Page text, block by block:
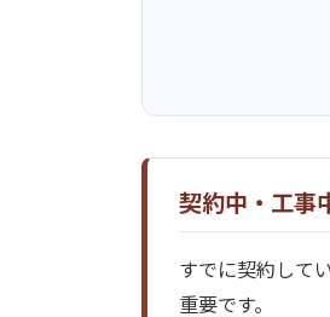
契約中・工事
すでに契約して
重要です。